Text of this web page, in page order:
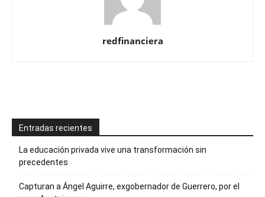
redfinanciera
Entradas recientes
La educación privada vive una transformación sin
precedentes
Capturan a Ángel Aguirre, exgobernador de Guerrero, por el